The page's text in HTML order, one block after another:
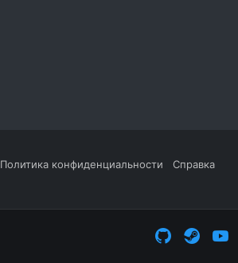
Политика конфиденциальности Справка